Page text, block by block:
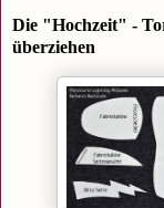
Die "Hochzeit" -
überziehen